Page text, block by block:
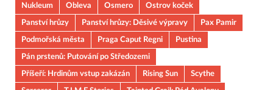
Nukleum
Obleva Osmero
Ostrov koček
Panství hrůzy
Panství hrůzy: Děsivé výpravy
Pax Pamir
Podmořská města
Praga Caput Regni
Pustina
Pán prstenů: Putování po Středozemi
Příšeří: Hrdinům vstup zakázán
Rising Sun
Scythe